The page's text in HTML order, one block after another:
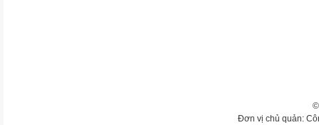
Đơn vị chủ quản: